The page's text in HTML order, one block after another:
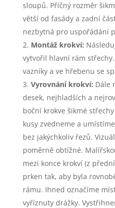
sloupů. Příčný rozměr
větší od fasády a zadní
nezbytná pro uspořádání
Montáž krokví:
vytvořil hlavní rám
vazníky a ve hřebenu se
Vyrovnání krokví: Dále
desek, nejhladších a
boční krokve šikmé
kusy zvedneme a
bez jakýchkoliv řezů.
poměrně obtížné.
mezi konce krokví (z
prken tak, aby byla
rámu. Ihned označíme
vyříznuty drážky.